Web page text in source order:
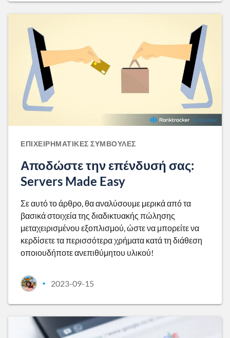
ΕΠΙΧΕΙΡΗΜΑΤΙΚΈΣ ΣΥΜΒΟΥΛΈΣ
Αποδώστε την επένδυσή σας:
Servers Made Easy
Σε αυτό το άρθρο, θα αναλύσουμε μερικά από τα
βασικά στοιχεία της διαδικτυακής πώλησης
μεταχειρισμένου εξοπλισμού, ώστε να μπορείτε να
κερδίσετε τα περισσότερα χρήματα κατά τη διάθεση
οποιουδήποτε ανεπιθύμητου υλικού!
• 2023-09-15